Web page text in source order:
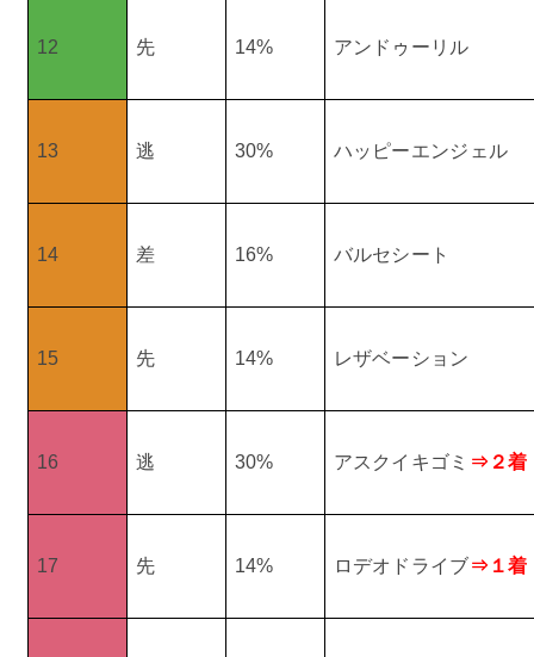
12 先 14% アンドゥーリル
13 逃 30% ハッピーエンジェル
14 差 16% バルセシート
15 先 14% レザベーション
16 逃 30% アスクイキゴミ ⇒２着
17 先 14% ロデオドライブ⇒１着